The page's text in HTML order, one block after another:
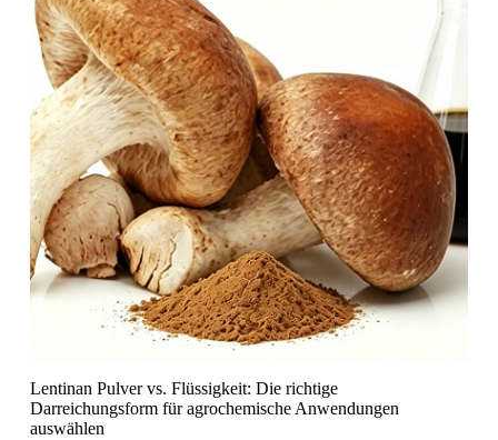
Lentinan Pulver vs. Flüssigkeit: Die richtige
Darreichungsform für agrochemische Anwendungen
auswählen